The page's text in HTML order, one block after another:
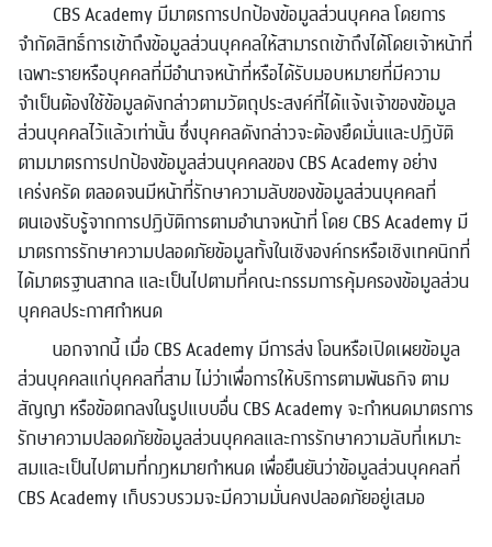
CBS Academy มีมาตรการปกป้องข้อมูลส่วนบุคคล โดยการ
จำกัดสิทธิ์การเข้าถึงข้อมูลส่วนบุคคลให้สามารถเข้าถึงได้โดยเจ้าหน้าที่
เฉพาะรายหรือบุคคลที่มีอำนาจหน้าที่หรือได้รับมอบหมายที่มีความ
จำเป็นต้องใช้ข้อมูลดังกล่าวตามวัตถุประสงค์ที่ได้แจ้งเจ้าของข้อมูล
ส่วนบุคคลไว้แล้วเท่านั้น ซึ่งบุคคลดังกล่าวจะต้องยึดมั่นและปฏิบัติ
ตามมาตรการปกป้องข้อมูลส่วนบุคคลของ CBS Academy อย่าง
เคร่งครัด ตลอดจนมีหน้าที่รักษาความลับของข้อมูลส่วนบุคคลที่
ตนเองรับรู้จากการปฏิบัติการตามอำนาจหน้าที่ โดย CBS Academy มี
มาตรการรักษาความปลอดภัยข้อมูลทั้งในเชิงองค์กรหรือเชิงเทคนิกที่
ได้มาตรฐานสากล และเป็นไปตามที่คณะกรรมการคุ้มครองข้อมูลส่วน
บุคคลประกาศกำหนด
นอกจากนี้ เมื่อ CBS Academy มีการส่ง โอนหรือเปิดเผยข้อมูล
ส่วนบุคคลแก่บุคคลที่สาม ไม่ว่าเพื่อการให้บริการตามพันธกิจ ตาม
สัญญา หรือข้อตกลงในรูปแบบอื่น CBS Academy จะกำหนดมาตรการ
รักษาความปลอดภัยข้อมูลส่วนบุคคลและการรักษาความลับที่เหมาะ
สมและเป็นไปตามที่กฎหมายกำหนด เพื่อยืนยันว่าข้อมูลส่วนบุคคลที่
CBS Academy เก็บรวบรวมจะมีความมั่นคงปลอดภัยอยู่เสมอ